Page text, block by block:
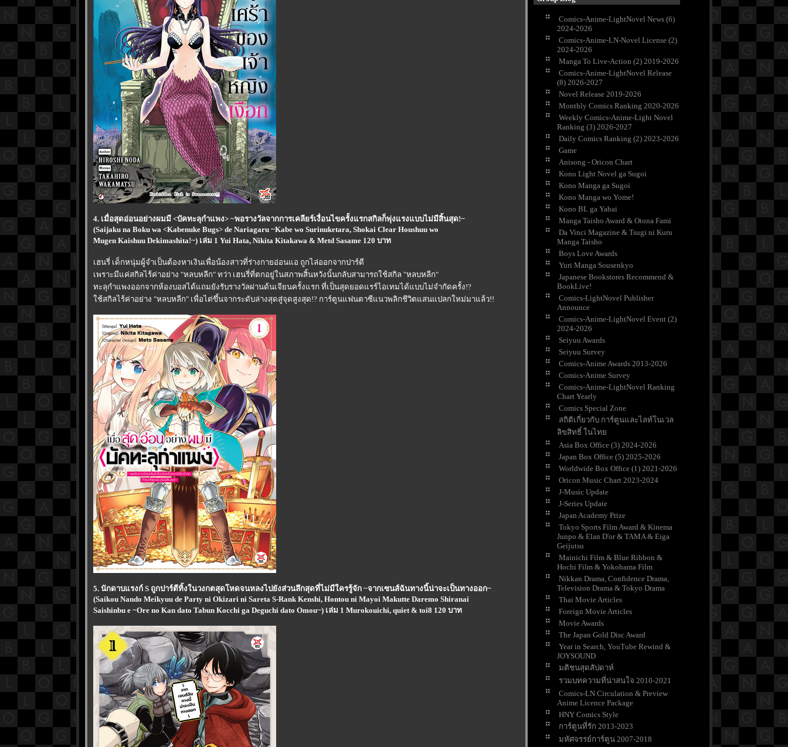
4. เมื่อสุดอ่อนอย่างผมมี <บัคทะลุกำแพง> ~พอรางวัลจากการเคลียร์เงื่อนไขครั้งแรกสกิลก็พุ่งแรงแบบไม่มีสิ้นสุด!~
(Saijaku na Boku wa <Kabenuke Bugs> de Nariagaru ~Kabe wo Surinuketara, Shokai Clear Houshuu wo
Mugen Kaishuu Dekimashita!~) เล่ม 1 Yui Hata, Nikita Kitakawa & Metd Sasame 120 บาท
เฮนรี่ เด็กหนุ่มผู้จำเป็นต้องหาเงินเพื่อน้องสาวที่ร่างกายอ่อนแอ ถูกไล่ออกจากปาร์ตี
เพราะมีแค่สกิลไร้ค่าอย่าง "หลบหลีก" ทว่า เฮนรี่ที่ตกอยู่ในสภาพสิ้นหวังนั้นกลับสามารถใช้สกิล "หลบหลีก"
ทะลุกำแพงออกจากห้องบอสได้แถมยังรับรางวัลผ่านด้นเจียนครั้งแรก ที่เป็นสุดยอดแรร์ไอเทมได้แบบไม่จำกัดครั้ง!?
ช้สกิลไร้ค่าอย่าง "หลบหลีก" เพื่อไต่ขึ้นจากระดับล่างสุดสู่จุดสูงสุด!? การ์ตูนแฟนตาซีแนวพลิกชีวิตแสนแปลกใหม่มาแล้ว!!
5. นักดาบแรงก์ S ถูกปาร์ตีทิ้งในวงกตสุดโหดจนหลงไปยังส่วนลึกสุดที่ไม่มีใครรู้จัก ~จากเซนส์ฉันทางนี้น่าจะเป็นทางออก~
(Saikou Nando Meikyuu de Party ni Okizari ni Sareta S-Rank Kenshi, Hontou ni Mayoi Makutte Daremo Shiranai
Saishinbu e ~Ore no Kan dato Tabun Kocchi ga Deguchi dato Omou~) เล่ม 1 Murokouichi, quiet & toi8 120 บาท
Comics-Anime-LightNovel News (6)
2024-2026
Comics-Anime-LN-Novel License (2)
2024-2026
Manga To Live-Action (2) 2019-2026
Comics-Anime-LightNovel Release
(8) 2026-2027
Novel Release 2019-2026
Monthly Comics Ranking 2020-2026
Weekly Comics-Anime-Light Novel
Ranking (3) 2026-2027
Daily Comics Ranking (2) 2023-2026
Game
Anisong - Oricon Chart
Kono Light Novel ga Sugoi
Kono Manga ga Sugoi
Kono Manga wo Yome!
Kono BL ga Yabai
Manga Taisho Award & Otona Fami
Da Vinci Magazine & Tsugi ni Kuru
Manga Taisho
Boys Love Awards
Yuri Manga Sousenkyo
Japanese Bookstores Recommend &
BookLive!
Comics-LightNovel Publisher
Announce
Comics-Anime-LightNovel Event (2)
2024-2026
Seiyuu Awards
Seiyuu Survey
Comics-Anime Awards 2013-2026
Comics-Anime Survey
Comics-Anime-LightNovel Ranking
Chart Yearly
Comics Special Zone
สถิติเกี่ยวกับ การ์ตูนและไลท์โนเวล
ลิขสิทธิ์ ในไท
Asia Box Office (3) 2024-2026
Japan Box Office (5) 2025-2026
Worldwide Box Office (1) 2021-2026
Oricon Music Chart 2023-2024
J-Music Update
J-Series Update
Japan Academy Prize
Tokyo Sports Film Award & Kinema
Junpo & Elan D'or & TAMA & Eiga
Geijutsu
Mainichi Film & Blue Ribbon &
Hochi Film & Yokohama Film
Nikkan Drama, Confidence Drama,
Television Drama & Tokyo Drama
Thai Movie Articles
Foreign Movie Articles
Movie Awards
The Japan Gold Disc Award
Year in Search, YouTube Rewind &
JOYSOUND
มติชนสุดสัปดาห์
รวมบทความที่น่าสนใจ 2010-2021
Comics-LN Circulation & Preview
Anime Licence Package
HNY Comics Style
การ์ตูนที่รัก 2013-2023
มหัศจรรย์การ์ตูน 2007-2018